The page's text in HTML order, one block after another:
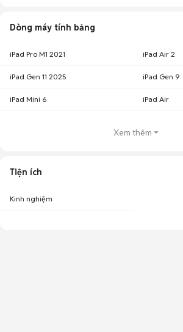
Dòng máy tính bảng
iPad Pro M1 2021 iPad Air 2
iPad Gen 11 2025 iPad Gen 9
iPad Mini 6 iPad Air
Xem thêm
Tiện ích
Kinh nghiệm